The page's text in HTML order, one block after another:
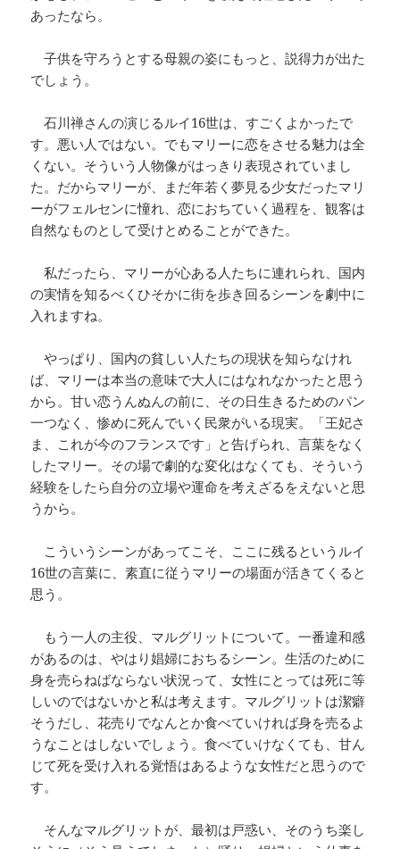
あったなら。
子供を守ろうとする母親の姿にもっと、説得力が出た
でしょう。
石川禅さんの演じるルイ16世は、すごくよかったで
す。悪い人ではない。でもマリーに恋をさせる魅力は全
くない。そういう人物像がはっきり表現されていまし
た。だからマリーが、まだ年若く夢見る少女だったマリ
ーがフェルセンに憧れ、恋におちていく過程を、観客は
自然なものとして受けとめることができた。
私だったら、マリーが心ある人たちに連れられ、国内
の実情を知るべくひそかに街を歩き回るシーンを劇中に
入れますね。
やっぱり、国内の貧しい人たちの現状を知らなけれ
ば、マリーは本当の意味で大人にはなれなかったと思う
から。甘い恋うんぬんの前に、その日生きるためのパン
一つなく、惨めに死んでいく民衆がいる現実。「王妃さ
ま、これが今のフランスです」と告げられ、言葉をなく
したマリー。その場で劇的な変化はなくても、そういう
経験をしたら自分の立場や運命を考えざるをえないと思
うから。
こういうシーンがあってこそ、ここに残るというルイ
16世の言葉に、素直に従うマリーの場面が活きてくると
思う。
もう一人の主役、マルグリットについて。一番違和感
があるのは、やはり娼婦におちるシーン。生活のために
身を売らねばならない状況って、女性にとっては死に等
しいのではないかと私は考えます。マルグリットは潔癖
そうだし、花売りでなんとか食べていければ身を売るよ
うなことはしないでしょう。食べていけなくても、甘ん
じて死を受け入れる覚悟はあるような女性だと思うので
す。
そんなマルグリットが、最初は戸惑い、そのうち楽し